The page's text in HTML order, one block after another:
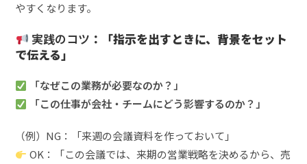
やすくなります。
実践のコツ ：「指示を出すときに、背景をセット
で伝える」
「なぜこの業務が必要なのか？」
「この仕事が会社・チームにどう影響するのか？」
（例）NG：「来週の会議資料を作っておいて」
OK：「この会議では、来期の営業戦略を決めるから、売